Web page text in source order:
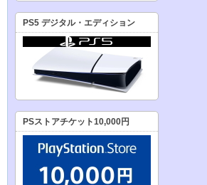
PS5 デジタル・エディション
PSストアチケット10,000円